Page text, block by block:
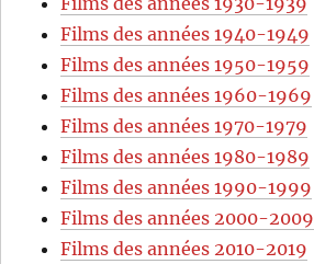
Films des années 1940-1949
Films des années 1950-1959
Films des années 1960-1969
Films des années 1970-1979
Films des années 1980-1989
Films des années 1990-1999
Films des années 2000-2009
Films des années 2010-2019